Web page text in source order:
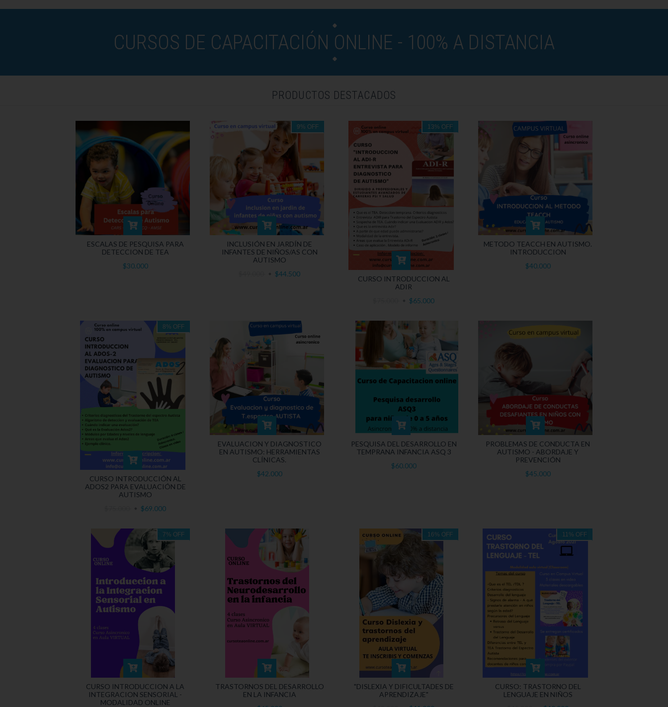
CURSOS DE CAPACITACIÓN ONLINE - 100% A DISTANCIA
PRODUCTOS DESTACADOS
ESCALAS DE PESQUISA PARA
DETECCION DE TEA
$30.000
9% OFF
INCLUSIÓN EN JARDÍN DE
INFANTES DE NIÑOS/AS CON
AUTISMO
$44.500
13% OFF
CURSO INTRODUCCION AL
ADIR
$65.000
METODO TEACCH EN AUTISMO.
INTRODUCCION
$40.000
8% OFF
CURSO INTRODUCCIÓN AL
ADOS2 PARA EVALUACIÓN DE
AUTISMO
$69.000
EVALUACION Y DIAGNOSTICO
EN AUTISMO: HERRAMIENTAS
CLÍNICAS.
$42.000
PESQUISA DEL DESARROLLO EN
TEMPRANA INFANCIA ASQ 3
$60.000
PROBLEMAS DE CONDUCTA EN
AUTISMO - ABORDAJE Y
PREVENCIÓN
$45.000
7% OFF
CURSO INTRODUCCION A LA
INTEGRACION SENSORIAL -
MODALIDAD ONLINE
TRASTORNOS DEL DESARROLLO
EN LA INFANCIA
16% OFF
"DISLEXIA Y DIFICULTADES DE
APRENDIZAJE"
11% OFF
CURSO: TRASTORNO DEL
LENGUAJE EN NIÑOS